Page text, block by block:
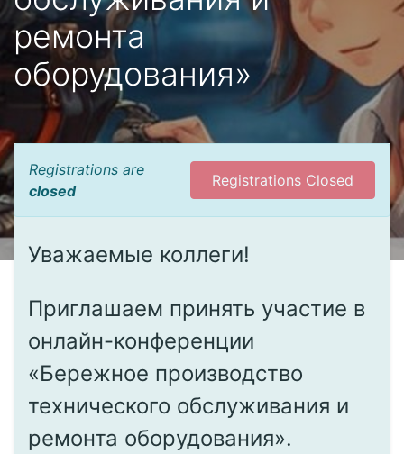
ремонта
оборудования»
Registrations are
closed
Registrations Closed
Уважаемые коллеги!
Приглашаем принять участие в
онлайн-конференции
«Бережное производство
технического обслуживания и
ремонта оборудования».